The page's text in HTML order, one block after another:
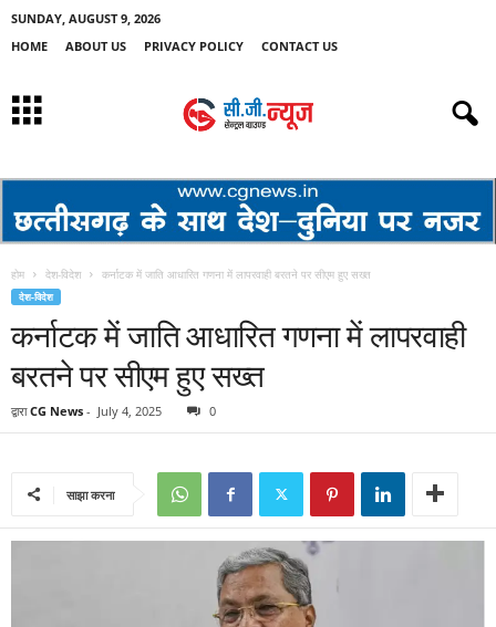
SUNDAY, AUGUST 9, 2026
HOME
ABOUT US PRIVACY POLICY CONTACT US
होम देश-विदेश कर्नाटक में जाति आधारित गणना में लापरवाही बरतने पर सीएम हुए सख्त
देश-विदेश
कर्नाटक में जाति आधारित गणना में लापरवाही
बरतने पर सीएम हुए सख्त
द्वारा CG News - July 4, 2025 0
साझा करना